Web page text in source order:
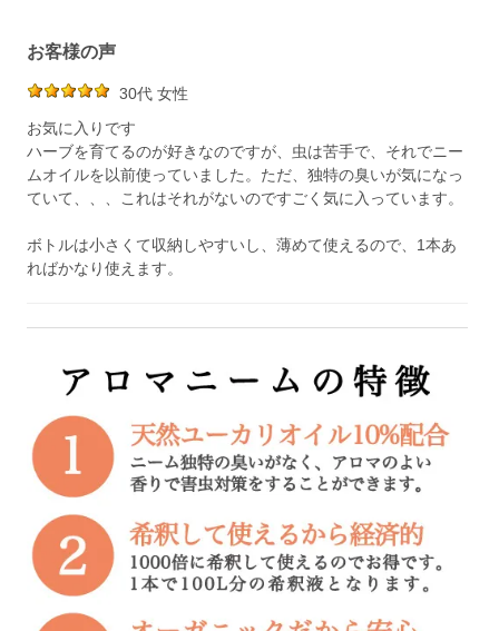
お客様の声
30代 女性
お気に入りです
ハーブを育てるのが好きなのですが、虫は苦手で、それでニー
ムオイルを以前使っていました。ただ、独特の臭いが気になっ
ていて、、、これはそれがないのですごく気に入っています。
ボトルは小さくて収納しやすいし、薄めて使えるので、1本あ
ればかなり使えます。